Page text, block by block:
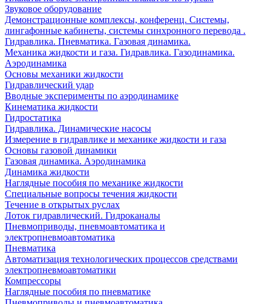
Звуковое оборудование
Демонстрационные комплексы, конференц. Системы,
лингафонные кабинеты, системы синхронного перевода .
Гидравлика. Пневматика. Газовая динамика.
Механика жидкости и газа. Гидравлика. Газодинамика.
Аэродинамика
Основы механики жидкости
Гидравлический удар
Вводные эксперименты по аэродинамике
Кинематика жидкости
Гидростатика
Гидравлика. Динамические насосы
Измерение в гидравлике и механике жидкости и газа
Основы газовой динамики
Газовая динамика. Аэродинамика
Динамика жидкости
Наглядные пособия по механике жидкости
Специальные вопросы течения жидкости
Течение в открытых руслах
Лоток гидравлический. Гидроканалы
Пневмоприводы, пневмоавтоматика и
электропневмоавтоматика
Пневматика
Автоматизация технологических процессов средствами
электропневмоавтоматики
Компрессоры
Наглядные пособия по пневматике